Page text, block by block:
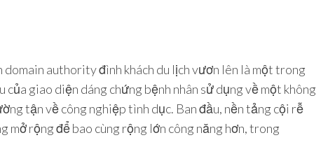
authority đình khách du lịch vươn lên là một trong
giao diện dáng chứng bệnh nhân sử dụng về một không
tận về công nghiệp tình dục. Ban đầu, nền tảng cội rễ
mở rộng để bao cùng rộng lớn công năng hơn, trong